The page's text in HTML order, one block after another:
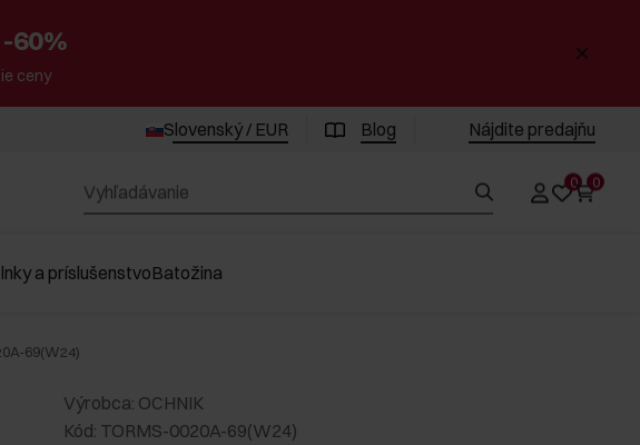
-60%
ceny
Slovenský / EUR Blog Nájdite predajňu
0 0
a príslušenstvoBatožina
69(W24)
Výrobca: OCHNIK
Kód: TORMS-0020A-69(W24)